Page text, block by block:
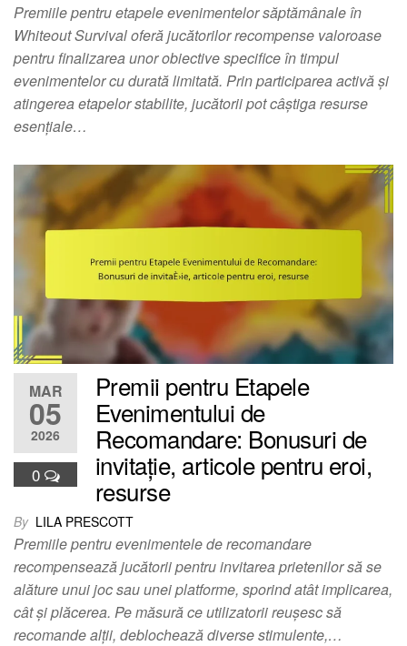
Premiile pentru etapele evenimentelor săptămânale în
Whiteout Survival oferă jucătorilor recompense valoroase
pentru finalizarea unor obiective specifice în timpul
evenimentelor cu durată limitată. Prin participarea activă și
atingerea etapelor stabilite, jucătorii pot câștiga resurse
esențiale…
MAR
05
2026
0
Premii pentru Etapele
Evenimentului de
Recomandare: Bonusuri de
invitație, articole pentru eroi,
resurse
By LILA PRESCOTT
Premiile pentru evenimentele de recomandare
recompensează jucătorii pentru invitarea prietenilor să se
alăture unui joc sau unei platforme, sporind atât implicarea,
cât și plăcerea. Pe măsură ce utilizatorii reușesc să
recomande alții, deblochează diverse stimulente,…